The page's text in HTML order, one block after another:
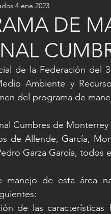
DE
4 ene 2023
de la Federación del
Ambiente y
del programa de
Cumbres de
de Allende, García,
Garza García,
manejo de esta área
de las